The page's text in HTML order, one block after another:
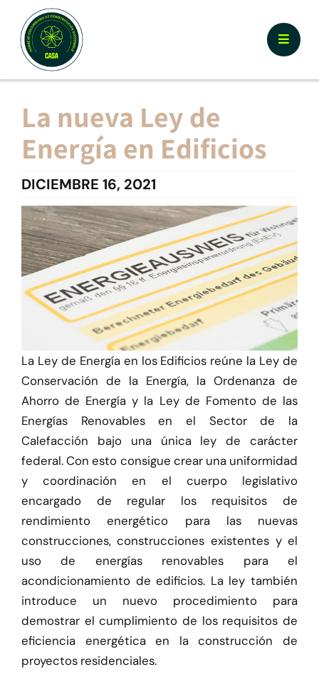
content
Toggle
¿Por qué Certificar CASA?
Documentos y Herramientas
Calculador y Registro
Prototipos
Herramientas
Credenciales
La nueva Ley de
Energía en Edificios
DICIEMBRE 16, 2021
La Ley de Energía en los Edificios reúne la Ley de
Conservación de la Energía, la Ordenanza de
Ahorro de Energía y la Ley de Fomento de las
Energías Renovables en el Sector de la
Calefacción bajo una única ley de carácter
federal. Con esto consigue crear una uniformidad
y coordinación en el cuerpo legislativo
encargado de regular los requisitos de
rendimiento energético para las nuevas
construcciones, construcciones existentes y el
uso de energías renovables para el
acondicionamiento de edificios. La ley también
introduce un nuevo procedimiento para
demostrar el cumplimiento de los requisitos de
eficiencia energética en la construcción de
proyectos residenciales.